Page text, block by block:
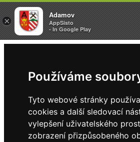
Používáme
Tyto webové stránky
cookies a další sledovací
vylepšení uživatelského
zobrazení přizpůsobeného
×
Adamov
AppSisto
- In Google Play
×
Adamov
AppSisto
- In Google Play